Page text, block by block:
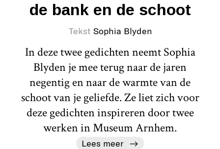
de bank en de schoot
Tekst Sophia Blyden
In deze twee gedichten neemt Sophia
Blyden je mee terug naar de jaren
negentig en naar de warmte van de
schoot van je geliefde. Ze liet zich voor
deze gedichten inspireren door twee
werken in Museum Arnhem.
Lees meer